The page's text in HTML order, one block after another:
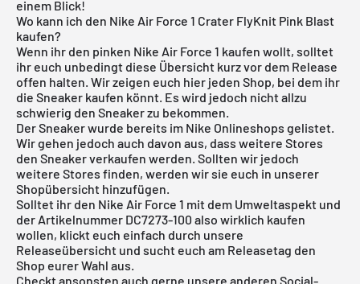
einem Blick!
Wo kann ich den Nike Air Force 1 Crater FlyKnit Pink Blast
kaufen?
Wenn ihr den pinken Nike Air Force 1 kaufen wollt, solltet
ihr euch unbedingt diese Übersicht kurz vor dem Release
offen halten. Wir zeigen euch hier jeden Shop, bei dem ihr
die Sneaker kaufen könnt. Es wird jedoch nicht allzu
schwierig den Sneaker zu bekommen.
Der Sneaker wurde bereits im Nike Onlineshops gelistet.
Wir gehen jedoch auch davon aus, dass weitere Stores
den Sneaker verkaufen werden. Sollten wir jedoch
weitere Stores finden, werden wir sie euch in unserer
Shopübersicht hinzufügen.
Solltet ihr den Nike Air Force 1 mit dem Umweltaspekt und
der Artikelnummer DC7273-100 also wirklich kaufen
wollen, klickt euch einfach durch unsere
Releaseübersicht und sucht euch am Releasetag den
Shop eurer Wahl aus.
Checkt ansonsten auch gerne unsere anderen Social-